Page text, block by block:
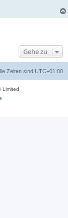
Gehe zu
Zeiten sind UTC+01:00
Limited